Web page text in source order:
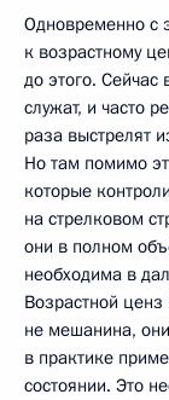
Одновременно с
к возрастному
до этого. Сейчас
служат, и часто
раза выстрелят
Но там помимо
которые
на стрелковом
они в полном
необходима в
Возрастной ценз
не мешанина,
в практике
состоянии. Это